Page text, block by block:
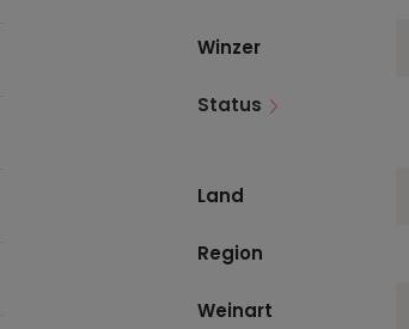
Winzer
Status
Land
Region
Weinart